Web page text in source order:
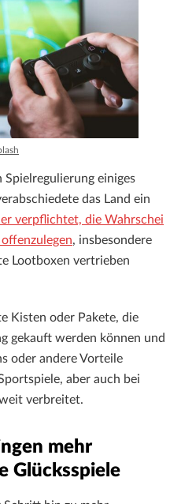
Spielregulierung einiges
das Land ein
verpflichtet, die Wahrschei
, insbesondere
Lootboxen vertrieben
Kisten oder Pakete, die
gekauft werden können und
oder andere Vorteile
aber auch bei
verbreitet.
mehr
Glücksspiele